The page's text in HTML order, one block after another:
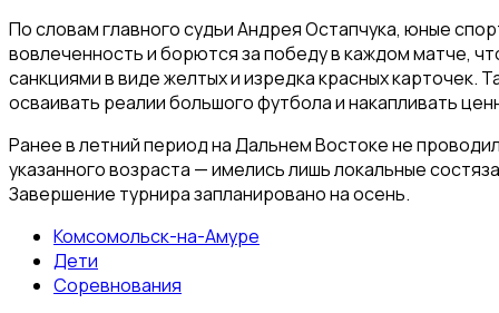
По словам главного судьи Андрея Остапчука, юные
вовлеченность и борются за победу в каждом матче,
санкциями в виде желтых и изредка красных карточек.
осваивать реалии большого футбола и накапливать
Ранее в летний период на Дальнем Востоке не
указанного возраста — имелись лишь локальные
Завершение турнира запланировано на осень.
Комсомольск-на-Амуре
Дети
Соревнования